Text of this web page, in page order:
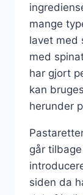
mange
lavet med
med
har gjort
kan
herunder
går
siden da